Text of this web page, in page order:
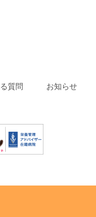
質問 お知らせ